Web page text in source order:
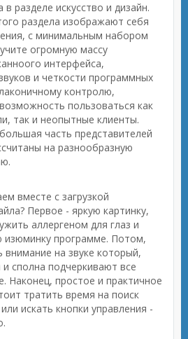
разделе искусство и дизайн.
раздела изображают себя
с минимальным набором
огромную массу
интерфейса,
и четкости программных
контролю,
пользоваться как
так и неопытные клиенты.
часть представителей
на разнообразную
вместе с загрузкой
Первое - яркую картинку,
аллергеном для глаз и
изюминку программе. Потом,
на звуке который,
сполна подчеркивают все
Наконец, простое и практичное
тратить время на поиск
искать кнопки управления -